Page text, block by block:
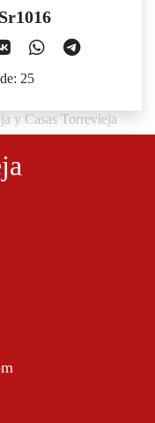
25
y Casas Torrevieja